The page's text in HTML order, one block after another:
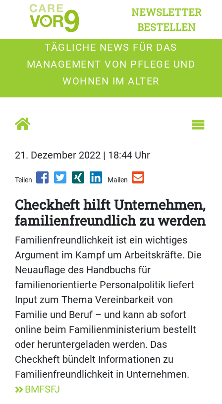
NEWSLETTER
BESTELLEN
TÄGLICHE NEWS FÜR DAS
MANAGEMENT VON PFLEGE UND
WOHNEN IM ALTER
21. Dezember 2022 | 18:44 Uhr
Teilen Mailen
Checkheft hilft Unternehmen,
familienfreundlich zu werden
Familienfreundlichkeit ist ein wichtiges
Argument im Kampf um Arbeitskräfte. Die
Neuauflage des Handbuchs für
familienorientierte Personalpolitik liefert
Input zum Thema Vereinbarkeit von
Familie und Beruf – und kann ab sofort
online beim Familienministerium bestellt
oder heruntergeladen werden. Das
Checkheft bündelt Informationen zu
Familienfreundlichkeit in Unternehmen.
BMFSFJ